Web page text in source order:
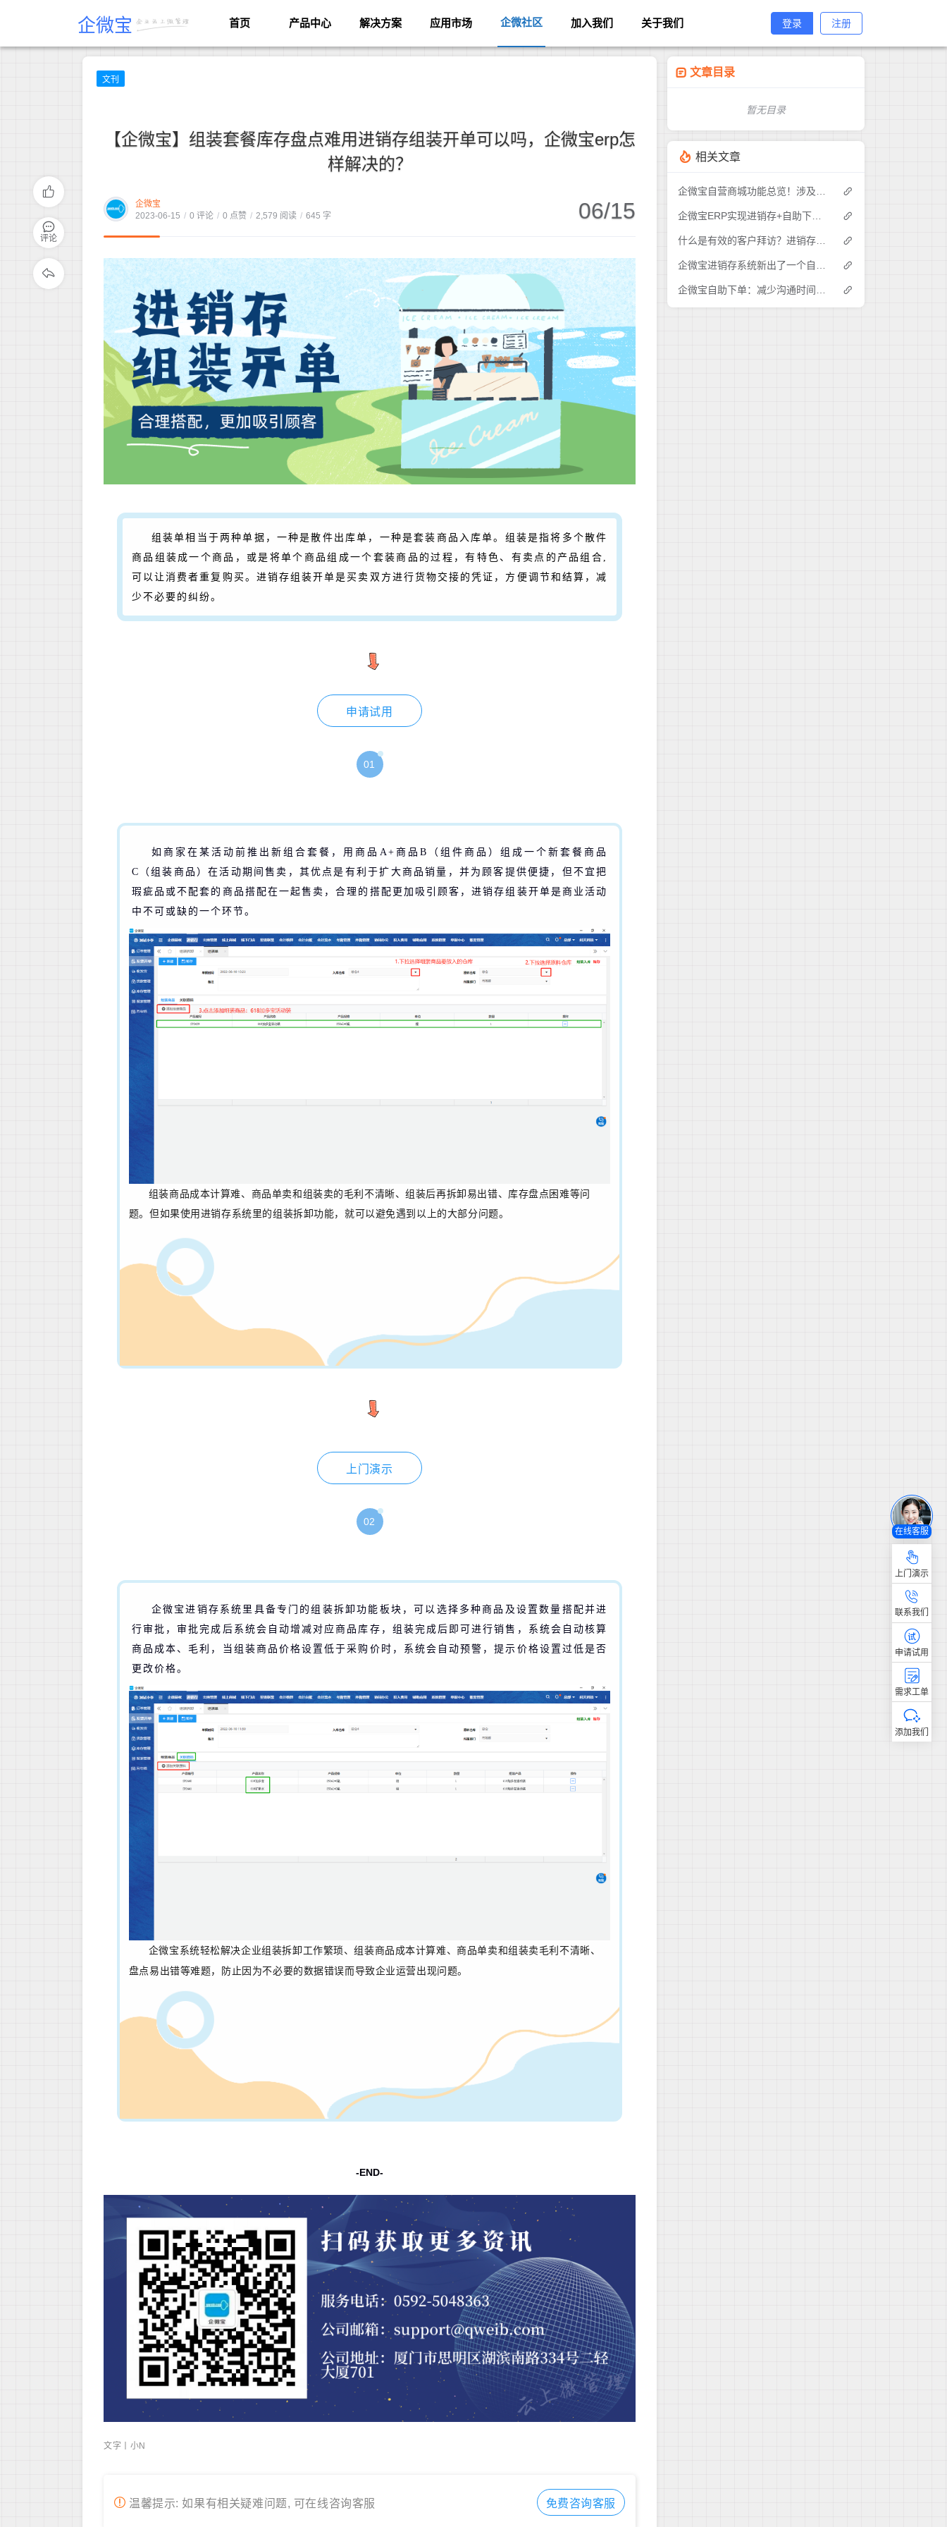
企微宝 首页 产品中心 解决方案 应用市场 企微社区 加入我们 关于我们 登录 注册
文刊
【企微宝】组装套餐库存盘点难用进销存组装开单可以吗，企微宝erp怎
样解决的？
企微宝
2023-06-15 / 0 评论 / 0 点赞 / 2,579 阅读 / 645 字 06/15
组装单相当于两种单据，一种是散件出库单，一种是套装商品入库单。组装是指将多个散件
商品组装成一个商品，或是将单个商品组成一个套装商品的过程，有特色、有卖点的产品组合,
可以让消费者重复购买。进销存组装开单是买卖双方进行货物交接的凭证，方便调节和结算，减
少不必要的纠纷。
申请试用
01
如商家在某活动前推出新组合套餐，用商品A+商品B（组件商品）组成一个新套餐商品
C（组装商品）在活动期间售卖，其优点是有利于扩大商品销量，并为顾客提供便捷，但不宜把
瑕疵品或不配套的商品搭配在一起售卖，合理的搭配更加吸引顾客，进销存组装开单是商业活动
中不可或缺的一个环节。
组装商品成本计算难、商品单卖和组装卖的毛利不清晰、组装后再拆卸易出错、库存盘点困难等问
题。但如果使用进销存系统里的组装拆卸功能，就可以避免遇到以上的大部分问题。
上门演示
02
企微宝进销存系统里具备专门的组装拆卸功能板块，可以选择多种商品及设置数量搭配并进
行审批，审批完成后系统会自动增减对应商品库存，组装完成后即可进行销售，系统会自动核算
商品成本、毛利，当组装商品价格设置低于采购价时，系统会自动预警，提示价格设置过低是否
更改价格。
企微宝系统轻松解决企业组装拆卸工作繁琐、组装商品成本计算难、商品单卖和组装卖毛利不清晰、
盘点易出错等难题，防止因为不必要的数据错误而导致企业运营出现问题。
-END-
文字丨小N
温馨提示: 如果有相关疑难问题, 可在线咨询客服 免费咨询客服
评论
文章目录
暂无目录
相关文章
在线客服
上门演示
联系我们
申请试用
需求工单
添加我们